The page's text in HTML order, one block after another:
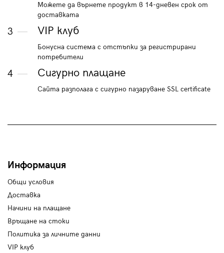
Можете да върнете продукт в 14-дневен срок от
доставката
3 VIP клуб
Бонусна система с отстъпки за регистрирани
потребители
4 Сигурно плащане
Сайта разполага с сигурно пазаруване SSL certificate
Информация
Общи условия
Доставка
Начини на плащане
Връщане на стоки
Политика за личните данни
VIP клуб